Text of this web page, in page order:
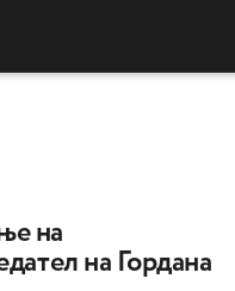
на
на Гордана